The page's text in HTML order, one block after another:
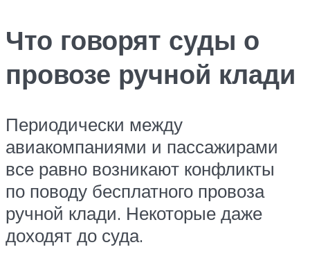
Что говорят суды о
провозе ручной клади
Периодически между
авиакомпаниями и пассажирами
все равно возникают конфликты
по поводу бесплатного провоза
ручной клади. Некоторые даже
доходят до суда.